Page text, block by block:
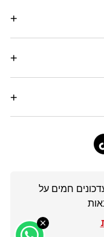
חמים על